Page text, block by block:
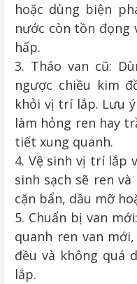
hoặc dùng biện
nước còn tồn đọng
hấp.
3. Tháo van cũ:
ngược chiều kim
khỏi vị trí lắp. Lưu
làm hỏng ren hay
tiết xung quanh.
4. Vệ sinh vị trí lắp
sinh sạch sẽ ren
cặn bẩn, dầu mỡ
5. Chuẩn bị van
quanh ren van
đều và không quá
lắp.